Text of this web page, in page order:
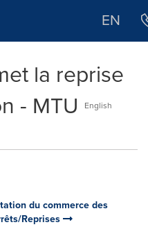
EN
la reprise
- MTU
English
du commerce des
Reprises